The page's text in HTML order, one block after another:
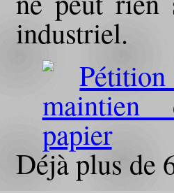
industriel.
Déjà plus de